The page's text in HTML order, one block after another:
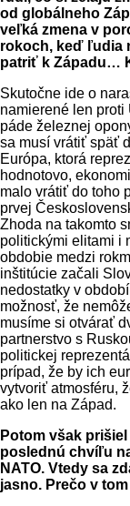
od globálneho
veľká zmena v
rokoch, keď ľudia
patriť k Západu…
Skutočne ide o
namierené len
páde železnej
sa musí vrátiť späť
Európa, ktorá
hodnotovo,
malo vrátiť do toho
prvej
Zhoda na takomto
politickými elitami i
obdobie medzi
inštitúcie začali
nedostatky v
možnosť, že
musíme si otvárať
partnerstvo s
politickej
prípad, že by ich
vytvoriť atmosféru,
ako len na Západ.
Potom však
poslednú chvíľu
NATO. Vtedy sa
jasno. Prečo v